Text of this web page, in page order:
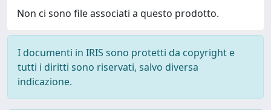
Non ci sono file associati a questo prodotto.
I documenti in IRIS sono protetti da copyright e
tutti i diritti sono riservati, salvo diversa
indicazione.